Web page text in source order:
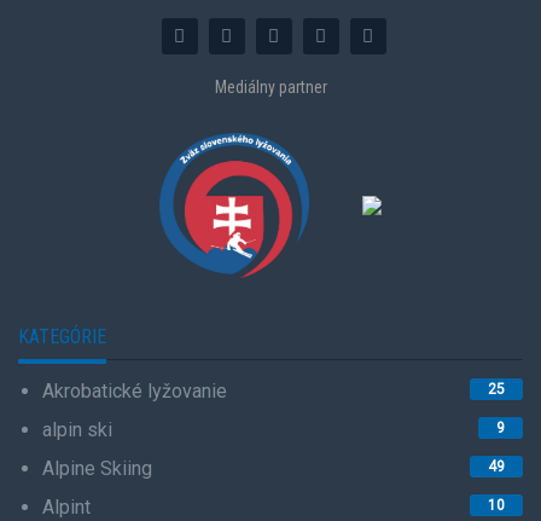
Mediálny partner
KATEGÓRIE
Akrobatické lyžovanie 25
alpin ski 9
Alpine Skiing 49
Alpint 10